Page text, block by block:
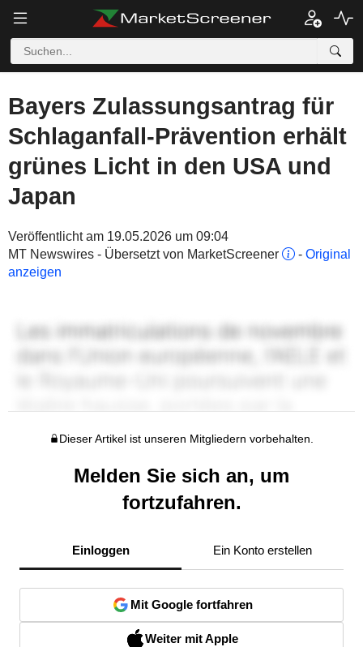
Bayers Zulassungsantrag für
Schlaganfall-Prävention erhält
grünes Licht in den USA und
Japan
Veröffentlicht am 19.05.2026 um 09:04
MT Newswires - Übersetzt von MarketScreener
- Original
anzeigen
Dieser Artikel ist unseren Mitgliedern vorbehalten.
Melden Sie sich an, um
fortzufahren.
Einloggen Ein Konto erstellen
Mit Google fortfahren
Weiter mit Apple